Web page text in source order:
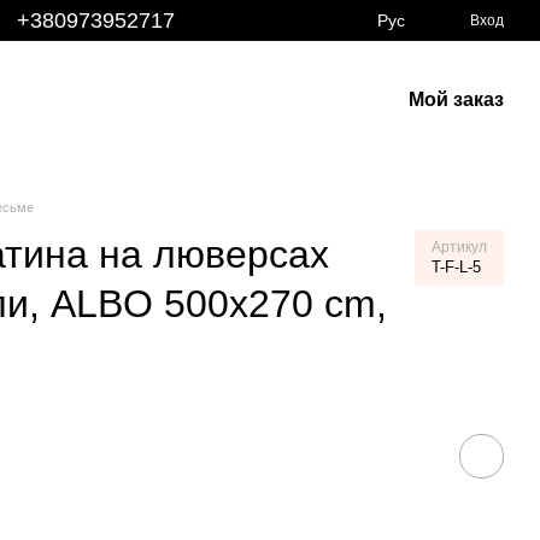
+380973952717 Рус Вход
Мой заказ
на люверсах
ALBO 500x270 cm,
Артикул
T-F-L-5